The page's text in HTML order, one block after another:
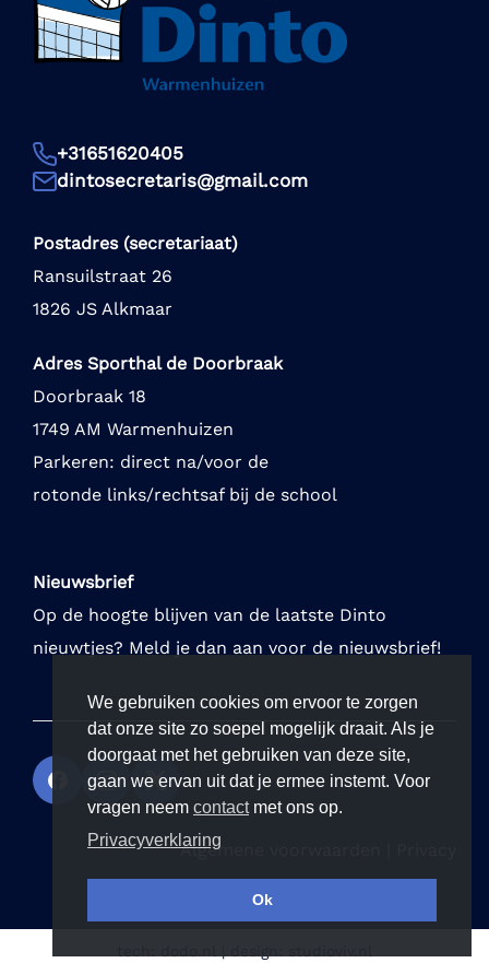
+31651620405
dintosecretaris@gmail.com
Postadres (secretariaat)
Ransuilstraat 26
1826 JS Alkmaar
Adres Sporthal de Doorbraak
Doorbraak 18
1749 AM Warmenhuizen
Parkeren: direct na/voor de
rotonde links/rechtsaf bij de school
Nieuwsbrief
Op de hoogte blijven van de laatste Dinto
nieuwtjes? Meld je dan aan voor de nieuwsbrief!
Algemene voorwaarden
We gebruiken cookies om ervoor te zorgen
dat onze site zo soepel mogelijk draait. Als je
doorgaat met het gebruiken van deze site,
gaan we ervan uit dat je ermee instemt. Voor
vragen neem contactmet ons op.
Privacyverklaring
Ok